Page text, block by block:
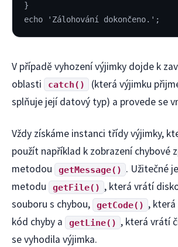
}
echo 'Zálohování dokončeno.';
V případě vyhození výjimky dojde k
oblasti
catch()
(která výjimku
splňuje její datový typ) a provede se
Vždy získáme instanci třídy výjimky,
použít například k zobrazení chybové
metodou
getMessage() . Užitečné
metodu
getFile() , která vrátí
souboru s chybou,
getCode() ,
kód chyby a
getLine() , která vrátí
se vyhodila výjimka.